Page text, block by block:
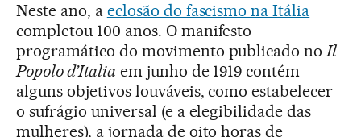
Neste ano, a eclosão do fascismo na Itália
completou 100 anos. O manifesto
programático do movimento publicado noIl
Popolo d’Italia em junho de 1919 contém
alguns objetivos louváveis, como estabelecer
o sufrágio universal (e a elegibilidade das
mulheres), a jornada de oito horas de